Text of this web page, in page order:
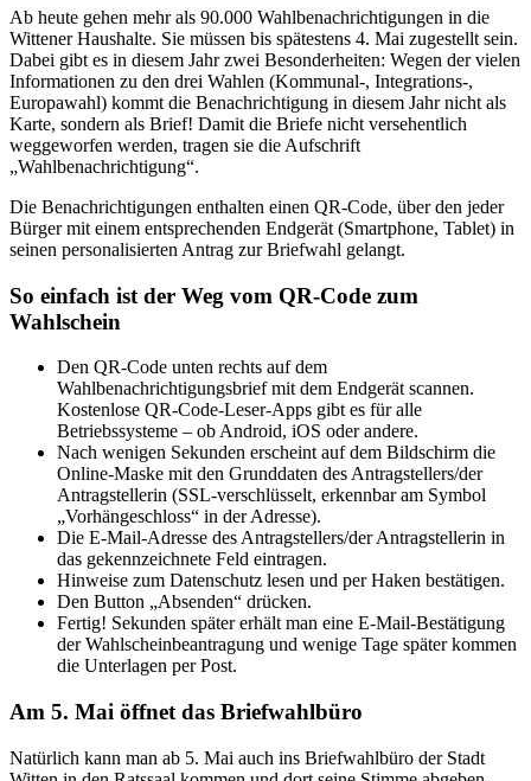
Ab heute gehen mehr als 90.000 Wahlbenachrichtigungen in die
Wittener Haushalte. Sie müssen bis spätestens 4. Mai zugestellt sein.
Dabei gibt es in diesem Jahr zwei Besonderheiten: Wegen der vielen
Informationen zu den drei Wahlen (Kommunal-, Integrations-,
Europawahl) kommt die Benachrichtigung in diesem Jahr nicht als
Karte, sondern als Brief! Damit die Briefe nicht versehentlich
weggeworfen werden, tragen sie die Aufschrift
„Wahlbenachrichtigung“.
Die Benachrichtigungen enthalten einen QR-Code, über den jeder
Bürger mit einem entsprechenden Endgerät (Smartphone, Tablet) in
seinen personalisierten Antrag zur Briefwahl gelangt.
So einfach ist der Weg vom QR-Code zum
Wahlschein
Den QR-Code unten rechts auf dem
Wahlbenachrichtigungsbrief mit dem Endgerät scannen.
Kostenlose QR-Code-Leser-Apps gibt es für alle
Betriebssysteme – ob Android, iOS oder andere.
Nach wenigen Sekunden erscheint auf dem Bildschirm die
Online-Maske mit den Grunddaten des Antragstellers/der
Antragstellerin (SSL-verschlüsselt, erkennbar am Symbol
„Vorhängeschloss“ in der Adresse).
Die E-Mail-Adresse des Antragstellers/der Antragstellerin in
das gekennzeichnete Feld eintragen.
Hinweise zum Datenschutz lesen und per Haken bestätigen.
Den Button „Absenden“ drücken.
Fertig! Sekunden später erhält man eine E-Mail-Bestätigung
der Wahlscheinbeantragung und wenige Tage später kommen
die Unterlagen per Post.
Am 5. Mai öffnet das Briefwahlbüro
Natürlich kann man ab 5. Mai auch ins Briefwahlbüro der Stadt